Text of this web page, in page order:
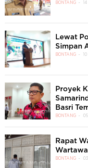
BONTANG
Lewat
Simpan
BONTANG
Proyek
Basri
BONTANG
Rapat
BONTANG